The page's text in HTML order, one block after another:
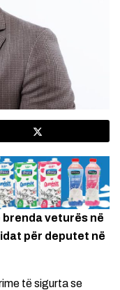
veturës në
për deputet në
të sigurta se